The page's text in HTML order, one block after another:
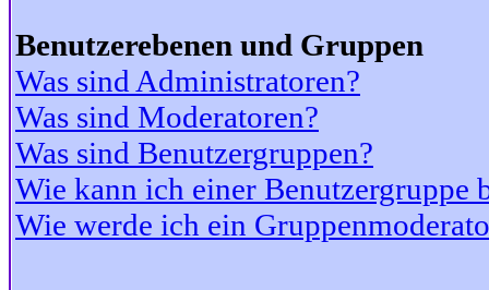
Benutzerebenen und Gruppen
Was sind Administratoren?
Was sind Moderatoren?
Was sind Benutzergruppen?
Wie kann ich einer Benutzergruppe
Wie werde ich ein